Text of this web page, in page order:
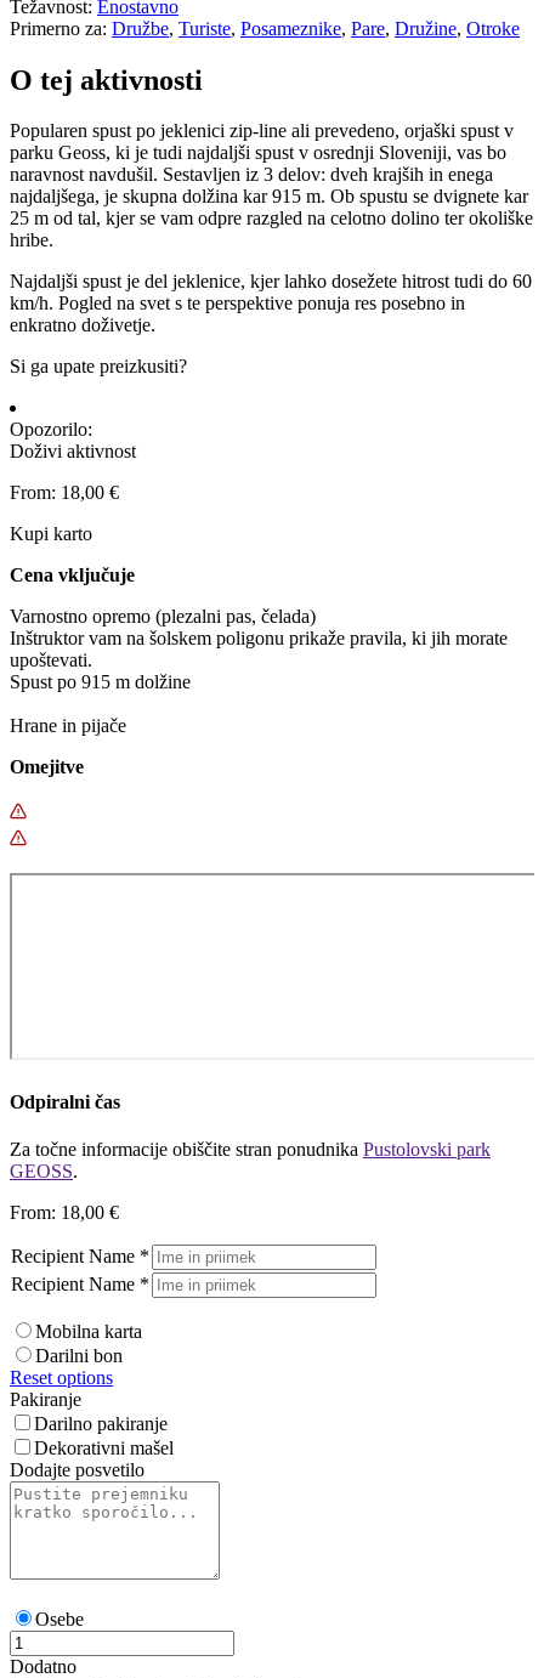
Težavnost: Enostavno
Primerno za: Družbe, Turiste, Posameznike, Pare, Družine, Otroke
O tej aktivnosti
Popularen spust po jeklenici zip-line ali prevedeno, orjaški spust v
parku Geoss, ki je tudi najdaljši spust v osrednji Sloveniji, vas bo
naravnost navdušil. Sestavljen iz 3 delov: dveh krajših in enega
najdaljšega, je skupna dolžina kar 915 m. Ob spustu se dvignete kar
25 m od tal, kjer se vam odpre razgled na celotno dolino ter okoliške
hribe.
Najdaljši spust je del jeklenice, kjer lahko dosežete hitrost tudi do 60
km/h. Pogled na svet s te perspektive ponuja res posebno in
enkratno doživetje.
Si ga upate preizkusiti?
Opozorilo:
Doživi aktivnost
From: 18,00 €
Kupi karto
Cena vključuje
Varnostno opremo (plezalni pas, čelada)
Inštruktor vam na šolskem poligonu prikaže pravila, ki jih morate
upoštevati.
Spust po 915 m dolžine
Hrane in pijače
Omejitve
Odpiralni čas
Za točne informacije obiščite stran ponudnika Pustolovski park
GEOSS.
From: 18,00 €
Recipient Name *
Recipient Name *
Mobilna karta
Darilni bon
Reset options
Pakiranje
Darilno pakiranje
Dekorativni mašel
Dodajte posvetilo
Osebe
Dodatno